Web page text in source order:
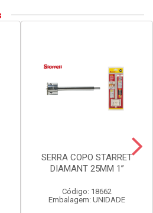
SERRA COPO STARRET
DIAMANT 25MM 1”
Código: 18662
Embalagem: UNIDADE